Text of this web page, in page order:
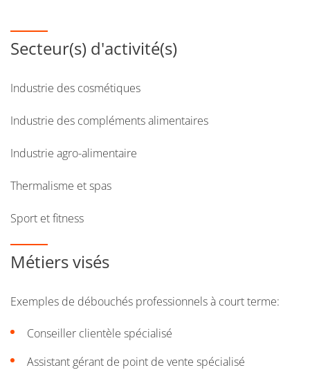
Secteur(s) d'activité(s)
Industrie des cosmétiques
Industrie des compléments alimentaires
Industrie agro-alimentaire
Thermalisme et spas
Sport et fitness
Métiers visés
Exemples de débouchés professionnels à court terme:
Conseiller clientèle spécialisé
Assistant gérant de point de vente spécialisé